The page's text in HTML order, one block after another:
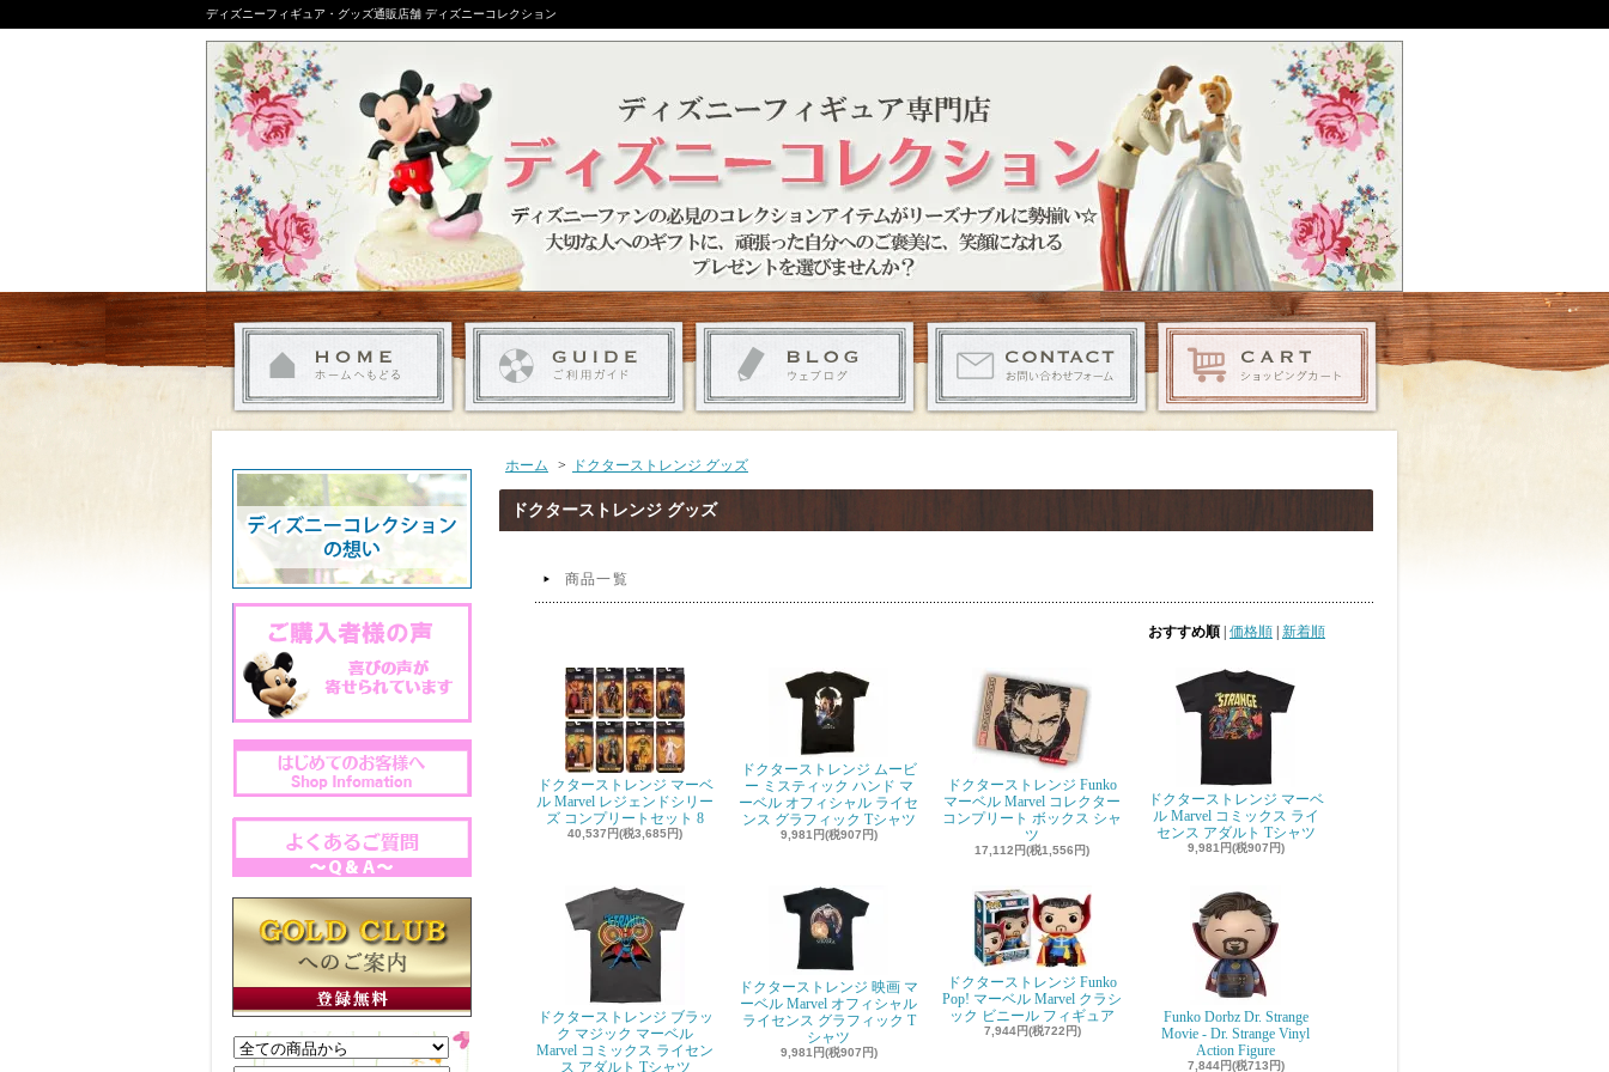
ディズニーフィギュア・グッズ通販店舗 ディズニーコレクション
ホーム > ドクターストレンジ グッズ
ドクターストレンジ グッズ
商品一覧
おすすめ順 価格順 新着順
ドクターストレンジ マーベ
ル Marvel レジェンドシリー
ズ コンプリートセット 8
40,537円(税3,685円)
ドクターストレンジ ムービ
ー ミスティック ハンド マ
ーベル オフィシャル ライセ
ンス グラフィック Tシャツ
9,981円(税907円)
ドクターストレンジ Funko
マーベル Marvel コレクター
コンプリート ボックス シャ
ツ
17,112円(税1,556円)
ドクターストレンジ マーベ
ル Marvel コミックス ライ
センス アダルト Tシャツ
9,981円(税907円)
ドクターストレンジ ブラッ
ク マジック マーベル
Marvel コミックス ライセン
ス アダルト Tシャツ
ドクターストレンジ 映画 マ
ーベル Marvel オフィシャル
ライセンス グラフィック T
シャツ
9,981円(税907円)
ドクターストレンジ Funko
Pop! マーベル Marvel クラシ
ック ビニール フィギュア
7,944円(税722円)
Funko Dorbz Dr. Strange
Movie - Dr. Strange Vinyl
Action Figure
7,844円(税713円)